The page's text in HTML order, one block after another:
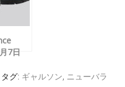
7日
タグ: ギャルソン, ニューバラ